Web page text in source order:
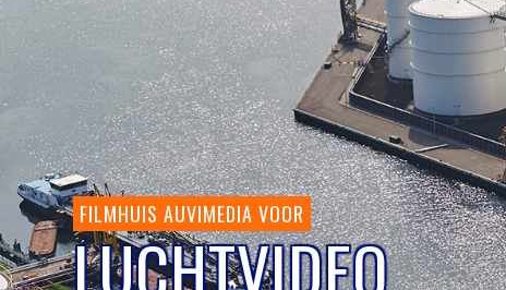
FILMHUIS AUVIMEDIA VOOR
LUCHTVIDEO